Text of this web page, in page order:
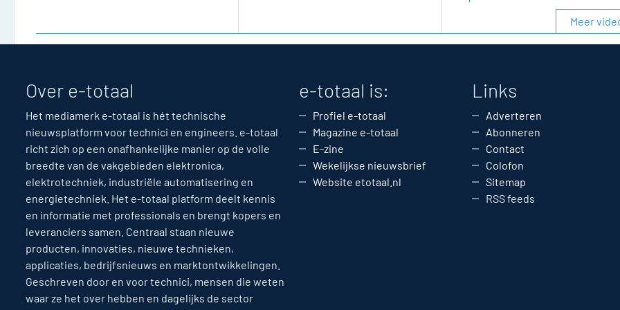
Meer
Over e-totaal
Het mediamerk e-totaal is hét technische
nieuwsplatform voor technici en engineers. e-totaal
richt zich op een onafhankelijke manier op de volle
breedte van de vakgebieden elektronica,
elektrotechniek, industriële automatisering en
energietechniek. Het e-totaal platform deelt kennis
en informatie met professionals en brengt kopers en
leveranciers samen. Centraal staan nieuwe
producten, innovaties, nieuwe technieken,
applicaties, bedrijfsnieuws en marktontwikkelingen.
Geschreven door en voor technici, mensen die weten
waar ze het over hebben en dagelijks de sector
e-totaal is:
Profiel e-totaal
Magazine e-totaal
E-zine
Wekelijkse nieuwsbrief
Website etotaal.nl
Links
Adverteren
Abonneren
Contact
Colofon
Sitemap
RSS feeds